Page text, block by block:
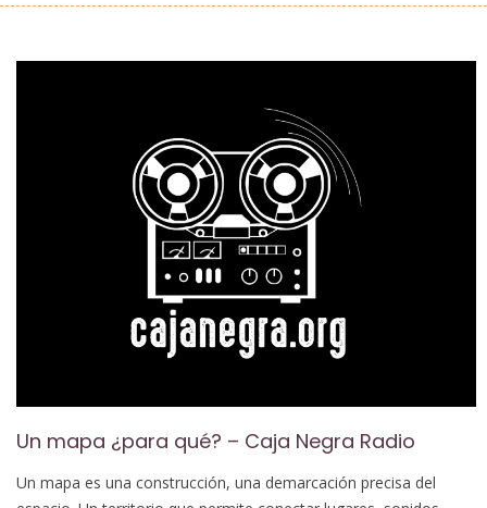
Un mapa ¿para qué? – Caja Negra Radio
Un mapa es una construcción, una demarcación precisa del